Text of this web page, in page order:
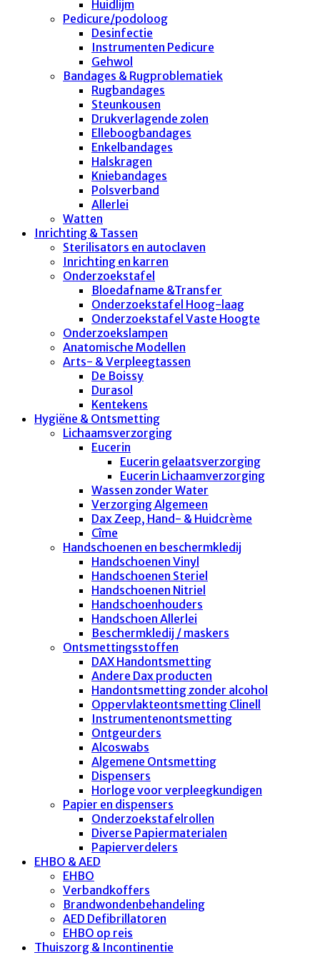
Huidlijm
Pedicure/podoloog
Desinfectie
Instrumenten Pedicure
Gehwol
Bandages & Rugproblematiek
Rugbandages
Steunkousen
Drukverlagende zolen
Elleboogbandages
Enkelbandages
Halskragen
Kniebandages
Polsverband
Allerlei
Watten
Inrichting & Tassen
Sterilisators en autoclaven
Inrichting en karren
Onderzoekstafel
Bloedafname &Transfer
Onderzoekstafel Hoog-laag
Onderzoekstafel Vaste Hoogte
Onderzoekslampen
Anatomische Modellen
Arts- & Verpleegtassen
De Boissy
Durasol
Kentekens
Hygiëne & Ontsmetting
Lichaamsverzorging
Eucerin
Eucerin gelaatsverzorging
Eucerin Lichaamverzorging
Wassen zonder Water
Verzorging Algemeen
Dax Zeep, Hand- & Huidcrème
Cîme
Handschoenen en beschermkledij
Handschoenen Vinyl
Handschoenen Steriel
Handschoenen Nitriel
Handschoenhouders
Handschoen Allerlei
Beschermkledij / maskers
Ontsmettingsstoffen
DAX Handontsmetting
Andere Dax producten
Handontsmetting zonder alcohol
Oppervlakteontsmetting Clinell
Instrumentenontsmetting
Ontgeurders
Alcoswabs
Algemene Ontsmetting
Dispensers
Horloge voor verpleegkundigen
Papier en dispensers
Onderzoekstafelrollen
Diverse Papiermaterialen
Papierverdelers
EHBO & AED
EHBO
Verbandkoffers
Brandwondenbehandeling
AED Defibrillatoren
EHBO op reis
Thuiszorg & Incontinentie